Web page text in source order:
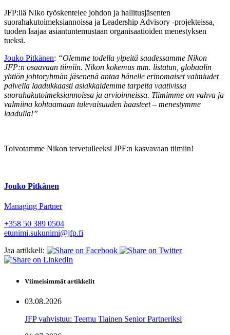
JFP:llä Niko työskentelee johdon ja hallitusjäsenten
suorahakutoimeksiannoissa ja Leadership Advisory -projekteissa,
tuoden laajaa asiantuntemustaan organisaatioiden menestyksen
tueksi.
Jouko Pitkänen: “Olemme todella ylpeitä saadessamme Nikon
JFP:n osaavaan tiimiin. Nikon kokemus mm. listatun, globaalin
yhtiön johtoryhmän jäsenenä antaa hänelle erinomaiset valmiudet
palvella laadukkaasti asiakkaidemme tarpeita vaativissa
suorahakutoimeksiannoissa ja arvioinneissa. Tiimimme on vahva ja
valmiina kohtaamaan tulevaisuuden haasteet – menestymme
laadulla!”
Toivotamme Nikon tervetulleeksi JPF:n kasvavaan tiimiin!
Jouko Pitkänen
Managing Partner
+358 50 389 0504
etunimi.sukunimi@jfp.fi
Jaa artikkeli:
Viimeisimmät artikkelit
03.08.2026
JFP vahvistuu: Teemu Tiainen Senior Partneriksi